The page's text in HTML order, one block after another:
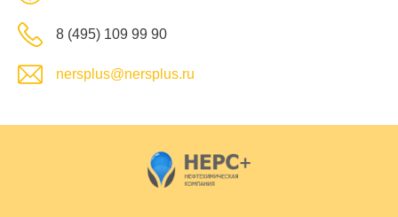
8 (495) 109 99 90
nersplus@nersplus.ru